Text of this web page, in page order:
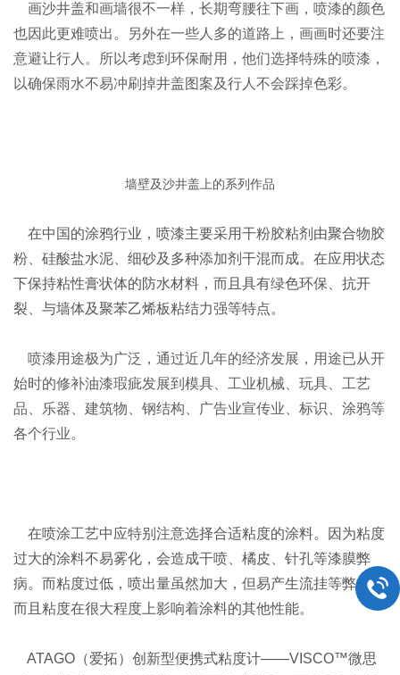
画沙井盖和画墙很不一样，长期弯腰往下画，喷漆的颜色
也因此更难喷出。另外在一些人多的道路上，画画时还要注
意避让行人。所以考虑到环保耐用，他们选择特殊的喷漆，
以确保雨水不易冲刷掉井盖图案及行人不会踩掉色彩。
墙壁及沙井盖上的系列作品
在中国的涂鸦行业，喷漆主要采用干粉胶粘剂由聚合物胶
粉、硅酸盐水泥、细砂及多种添加剂干混而成。在应用状态
下保持粘性膏状体的防水材料，而且具有绿色环保、抗开
裂、与墙体及聚苯乙烯板粘结力强等特点。
喷漆用途极为广泛，通过近几年的经济发展，用途已从开
始时的修补油漆瑕疵发展到模具、工业机械、玩具、工艺
品、乐器、建筑物、钢结构、广告业宣传业、标识、涂鸦等
各个行业。
在喷涂工艺中应特别注意选择合适粘度的涂料。因为粘度
过大的涂料不易雾化，会造成干喷、橘皮、针孔等漆膜弊
病。而粘度过低，喷出量虽然加大，但易产生流挂等弊病。
而且粘度在很大程度上影响着涂料的其他性能。
ATAGO（爱拓）创新型便携式粘度计——VISCO™微思